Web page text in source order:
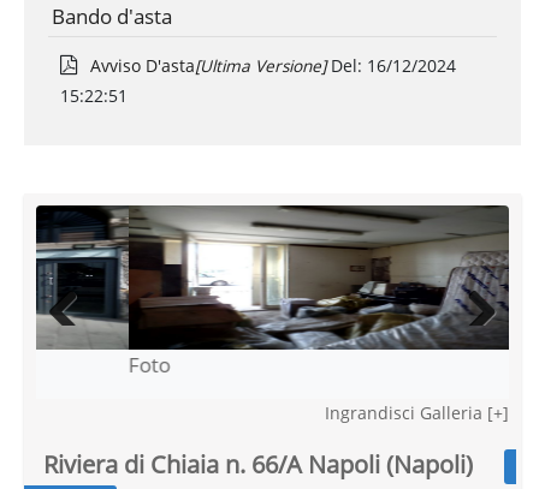
Bando d'asta
Avviso D'asta[ultima Versione]Del: 16/12/2024
15:22:51
Ingrandisci Galleria [+]
Riviera di Chiaia n. 66/A Napoli (Napoli)